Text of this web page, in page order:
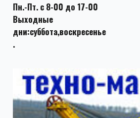
Пн.-Пт. с 8-00 до 17-00
Выходные
дни:суббота,воскресенье
.